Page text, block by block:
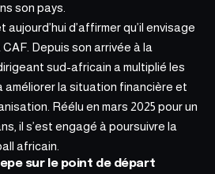
son pays.
d’affirmer qu’il envisage
Depuis son arrivée à la
sud-africain a multiplié les
la situation financière et
Réélu en mars 2025 pour un
il s’est engagé à poursuivre la
africain.
sur le point de départ